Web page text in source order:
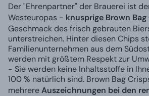
Der "Ehrenpartner" der Brauerei ist
Westeuropas - knusprige Brown Bag
Geschmack des frisch gebrauten
unterstreichen. Hinter diesen Chips
Familienunternehmen aus dem
werden mit größtem Respekt zur
- Sie werden keine Inhaltsstoffe in
100 % natürlich sind. Brown Bag
mehrereAuszeichnungen bei den